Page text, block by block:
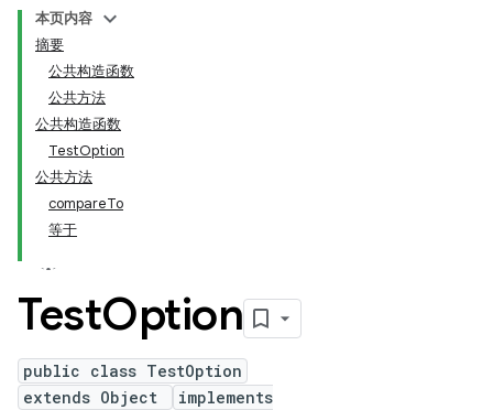
本页内容
摘要
公共构造函数
公共方法
公共构造函数
TestOption
公共方法
compareTo
等于
TestOption
public class TestOption
extends Object
implements